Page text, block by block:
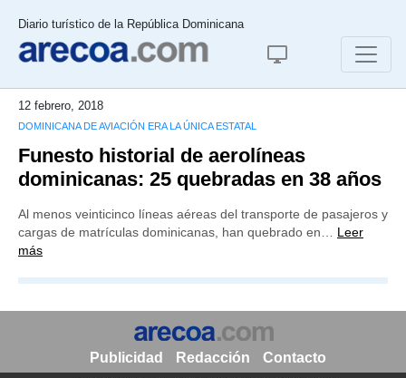
Diario turístico de la República Dominicana
12 febrero, 2018
DOMINICANA DE AVIACIÓN ERA LA ÚNICA ESTATAL
Funesto historial de aerolíneas
dominicanas: 25 quebradas en 38 años
Al menos veinticinco líneas aéreas del transporte de pasajeros y
cargas de matrículas dominicanas, han quebrado en… Leer
más
Publicidad Redacción Contacto